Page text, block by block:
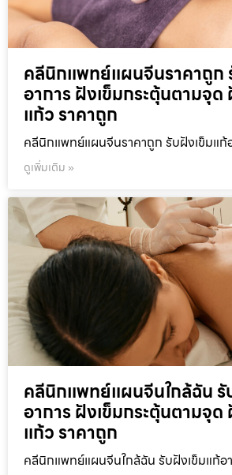
คลีนิกแพทย์แผนจีนราคาถูก
อาการ ฝังเข็มกระตุ้นตามจุด
แก้ว ราคาถูก
คลีนิกแพทย์แผนจีนราคาถูก รับฝังเข็มแก้
ดูเพิ่มเติม »
คลีนิกแพทย์แผนจีนใกล้ฉัน รั
อาการ ฝังเข็มกระตุ้นตามจุด
แก้ว ราคาถูก
คลีนิกแพทย์แผนจีนใกล้ฉัน รับฝังเข็มแก้อา